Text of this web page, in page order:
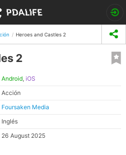
Heroes and Castles 2
2
Android, iOS
Acción
Foursaken Media
Inglés
26 August 2025